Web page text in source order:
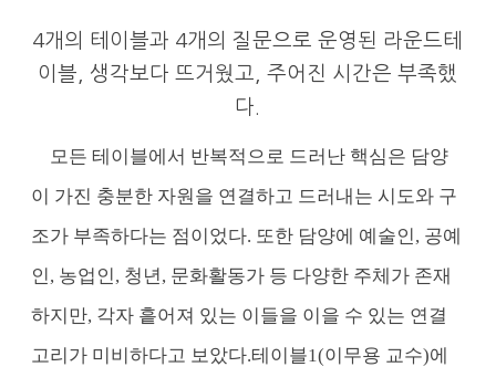
4개의 테이블과 4개의 질문으로 운영된 라운드테
이블, 생각보다 뜨거웠고, 주어진 시간은 부족했
다.
모든 테이블에서 반복적으로 드러난 핵심은 담양
이 가진 충분한 자원을 연결하고 드러내는 시도와 구
조가 부족하다는 점이었다. 또한 담양에 예술인, 공예
인, 농업인, 청년, 문화활동가 등 다양한 주체가 존재
하지만, 각자 흩어져 있는 이들을 이을 수 있는 연결
고리가 미비하다고 보았다.테이블1(이무용 교수)에